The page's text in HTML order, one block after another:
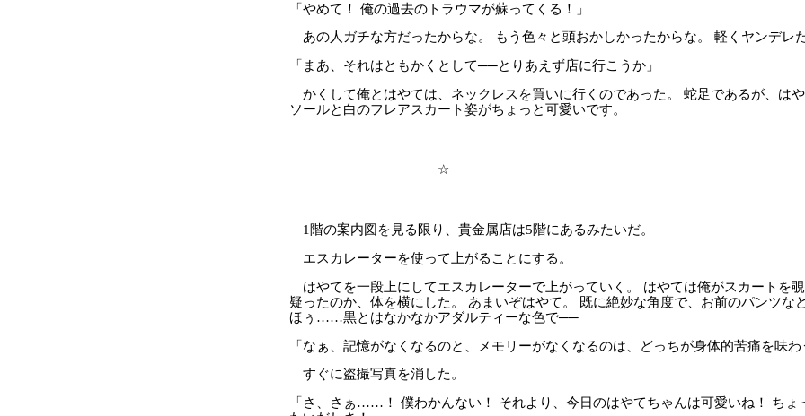
「やめて！ 俺の過去のトラウマが蘇ってくる！」
あの人ガチな方だったからな。 もう色々と頭おかしかったからな。 軽くヤンデレ
「まあ、それはともかくとして──とりあえず店に行こうか」
かくして俺とはやては、ネックレスを買いに行くのであった。 蛇足であるが、は
ソールと白のフレアスカート姿がちょっと可愛いです。
☆
1階の案内図を見る限り、貴金属店は5階にあるみたいだ。
エスカレーターを使って上がることにする。
はやてを一段上にしてエスカレーターで上がっていく。 はやては俺がスカートを
疑ったのか、体を横にした。 あまいぞはやて。 既に絶妙な角度で、お前のパンツな
ほぅ……黒とはなかなかアダルティーな色で──
「なぁ、記憶がなくなるのと、メモリーがなくなるのは、どっちが身体的苦痛を味わ
すぐに盗撮写真を消した。
「さ、さぁ……！ 僕わかんない！ それより、今日のはやてちゃんは可愛いね！ ちょ